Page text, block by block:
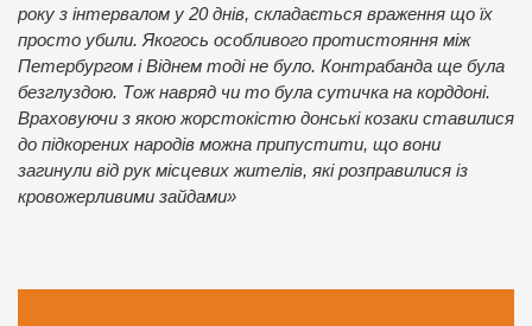
року з інтервалом у 20 днів, складається враження що їх
просто убили. Якогось особливого протистояння між
Петербургом і Віднем тоді не було. Контрабанда ще була
безглуздою. Тож навряд чи то була сутичка на корддоні.
Враховуючи з якою жорстокістю донські козаки ставилися
до підкорених народів можна припустити, що вони
загинули від рук місцевих жителів, які розправилися із
кровожерливими зайдами»